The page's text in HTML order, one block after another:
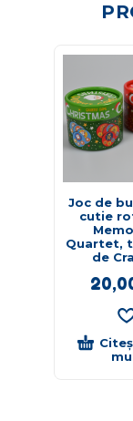
Joc de
cutie
Quartet,
de